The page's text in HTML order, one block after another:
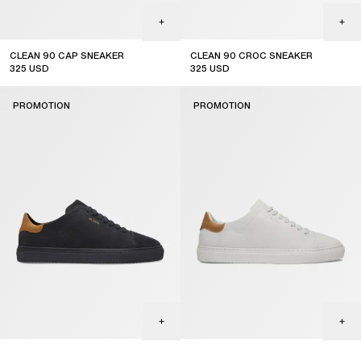
CLEAN 90 CAP SNEAKER
325 USD
CLEAN 90 CROC SNEAKER
325 USD
PROMOTION PROMOTION